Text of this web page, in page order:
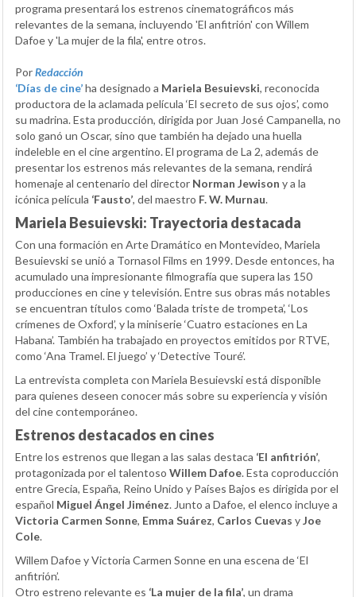
programa presentará los estrenos cinematográficos más
relevantes de la semana, incluyendo 'El anfitrión' con Willem
Dafoe y 'La mujer de la fila', entre otros.
PorRedacción
‘Días de cine’ha designado a Mariela Besuievski, reconocida
productora de la aclamada película ‘El secreto de sus ojos’, como
su madrina. Esta producción, dirigida por Juan José Campanella, no
solo ganó un Oscar, sino que también ha dejado una huella
indeleble en el cine argentino. El programa de La 2, además de
presentar los estrenos más relevantes de la semana, rendirá
homenaje al centenario del director Norman Jewison y a la
icónica película ‘Fausto’, del maestro F. W. Murnau.
Mariela Besuievski: Trayectoria destacada
Con una formación en Arte Dramático en Montevideo, Mariela
Besuievski se unió a Tornasol Films en 1999. Desde entonces, ha
acumulado una impresionante filmografía que supera las 150
producciones en cine y televisión. Entre sus obras más notables
se encuentran títulos como ‘Balada triste de trompeta’, ‘Los
crímenes de Oxford’, y la miniserie ‘Cuatro estaciones en La
Habana’. También ha trabajado en proyectos emitidos por RTVE,
como ‘Ana Tramel. El juego’ y ‘Detective Touré’.
La entrevista completa con Mariela Besuievski está disponible
para quienes deseen conocer más sobre su experiencia y visión
del cine contemporáneo.
Estrenos destacados en cines
Entre los estrenos que llegan a las salas destaca ‘El anfitrión’,
protagonizada por el talentoso Willem Dafoe. Esta coproducción
entre Grecia, España, Reino Unido y Países Bajos es dirigida por el
español Miguel Ángel Jiménez. Junto a Dafoe, el elenco incluye a
Victoria Carmen Sonne, Emma Suárez, Carlos Cuevas yJoe
Cole.
Willem Dafoe y Victoria Carmen Sonne en una escena de ‘El
anfitrión’.
Otro estreno relevante es ‘La mujer de la fila’, un drama